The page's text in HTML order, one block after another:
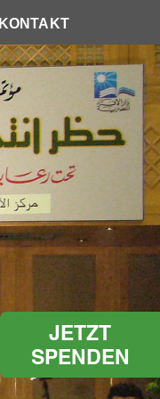
KONTAKT
JETZT
SPENDEN